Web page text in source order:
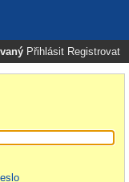
Přihlásit Registrovat